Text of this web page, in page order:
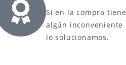
Si en la compra tiene
algún inconveniente
lo solucionamos.